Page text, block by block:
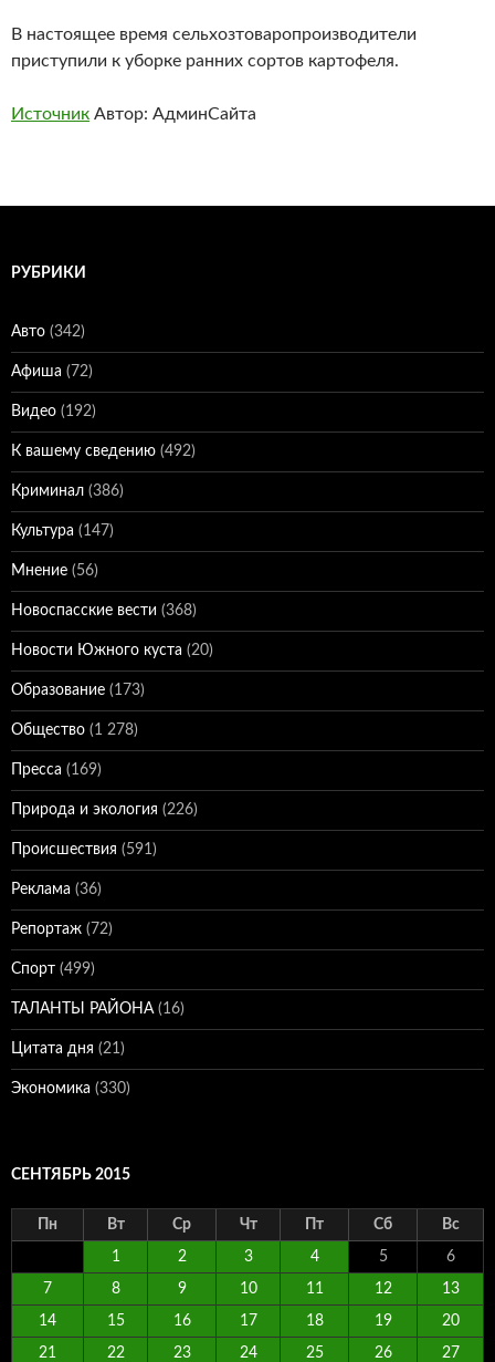
В настоящее время сельхозтоваропроизводители
приступили к уборке ранних сортов картофеля.
Источник Автор: АдминСайта
РУБРИКИ
Авто (342)
Афиша (72)
Видео (192)
К вашему сведению (492)
Криминал (386)
Культура (147)
Мнение (56)
Новоспасские вести (368)
Новости Южного куста (20)
Образование (173)
Общество (1 278)
Пресса (169)
Природа и экология (226)
Происшествия (591)
Реклама (36)
Репортаж (72)
Спорт (499)
ТАЛАНТЫ РАЙОНА(16)
Цитата дня (21)
Экономика (330)
СЕНТЯБРЬ 2015
Пн Вт Ср Чт Пт Сб Вс
1 2 3 4 5 6
7 8 9 10 11 12 13
14 15 16 17 18 19 20
21 22 23 24 25 26 27